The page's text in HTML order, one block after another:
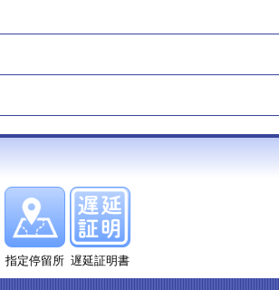
指定停留所 遅延証明書